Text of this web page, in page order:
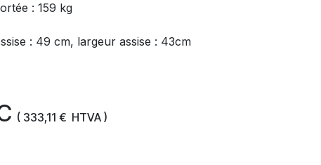
: 159 kg
: 49 cm, largeur assise : 43cm
( 333,11 € HTVA )